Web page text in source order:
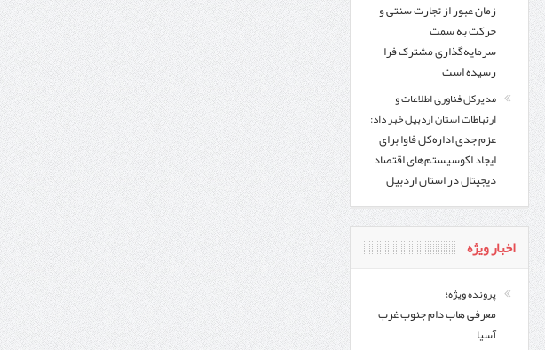
زمان عبور از تجارت سنتی و
حرکت به سمت
سرمایه‌گذاری مشترک فرا
رسیده است
مدیرکل فناوری اطلاعات و
ارتباطات استان اردبیل خبر داد:
عزم جدی اداره‌کل فاوا برای
ایجاد اکوسیستم‌های اقتصاد
دیجیتال در استان اردبیل
اخبار ویژه
پرونده ویژه؛
معرفی هاب دام جنوب غرب
آسیا